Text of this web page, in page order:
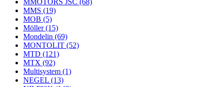
MMOTORS JSC (68)
MMS (19)
MOB (5)
Möller(15)
Mondelin (69)
MONTOLIT (52)
MTD (121)
MTX (92)
Multisystem (1)
NEGEL (13)